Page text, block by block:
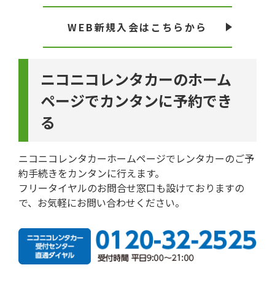
WEB新規入会はこちらから
ニコニコレンタカーのホーム
ページでカンタンに予約でき
る
ニコニコレンタカーホームページでレンタカーのご予
約手続きをカンタンに行えます。
フリータイヤルのお問合せ窓口も設けておりますの
で、お気軽にお問い合わせください。